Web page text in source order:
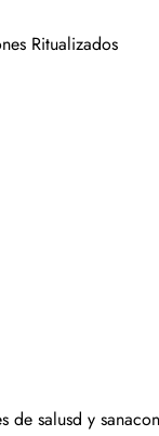
Ritualizados
salusd y